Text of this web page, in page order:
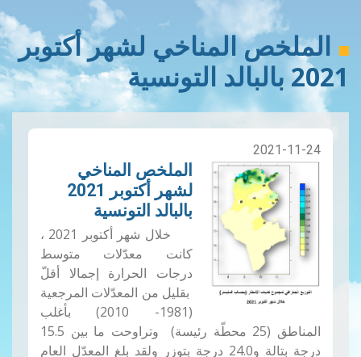
الملخص المناخي لشهر أكتوبر
2021 بالبالد التونسية
2021-11-24
الملخص المناخي
لشهر أكتوبر 2021
بالبالد التونسية
خلال شهر أكتوبر 2021 ،
كانت معدّلات متوسط
درجات الحرارة إجمالا أقلّ
بقليل من المعدّلات المرجعية
(1981- 2010) بأغلب
المناطق (25 محطّة رئيسة) وتراوحت ما بين 15.5
درجة بتالة و24.0 درجة بتوزر ولقد بلغ المعدّل العام